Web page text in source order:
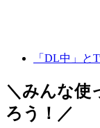
「DL中」と
＼みんな使
ろう！／